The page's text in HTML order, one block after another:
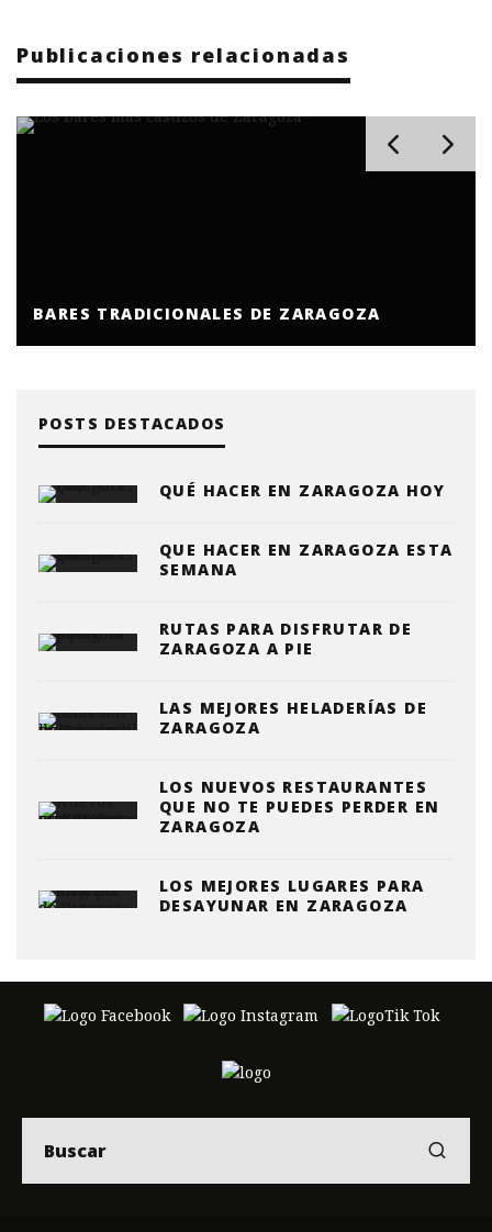
Publicaciones relacionadas
BARES TRADICIONALES DE ZARAGOZA
POSTS DESTACADOS
QUÉ HACER EN ZARAGOZA HOY
QUE HACER EN ZARAGOZA ESTA
SEMANA
RUTAS PARA DISFRUTAR DE
ZARAGOZA A PIE
LAS MEJORES HELADERÍAS DE
ZARAGOZA
LOS NUEVOS RESTAURANTES
QUE NO TE PUEDES PERDER EN
ZARAGOZA
LOS MEJORES LUGARES PARA
DESAYUNAR EN ZARAGOZA